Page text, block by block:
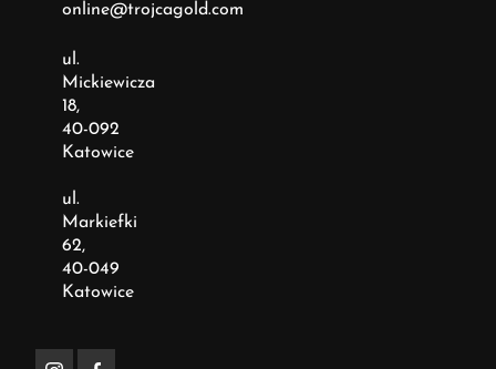
online@trojcagold.com
ul.
Mickiewicza
18,
40-092
Katowice
ul.
Markiefki
62,
40-049
Katowice